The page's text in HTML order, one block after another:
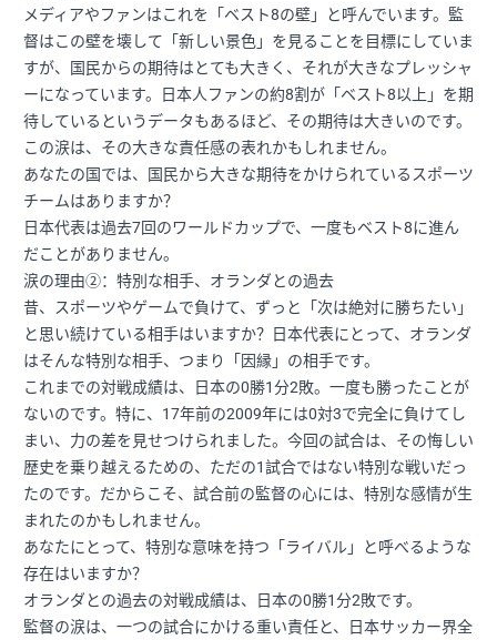
メディアやファンはこれを「ベスト8の壁」と呼んでいます。監
督はこの壁を壊して「新しい景色」を見ることを目標にしていま
すが、国民からの期待はとても大きく、それが大きなプレッシャ
ーになっています。日本人ファンの約8割が「ベスト8以上」を期
待しているというデータもあるほど、その期待は大きいのです。
この涙は、その大きな責任感の表れかもしれません。
あなたの国では、国民から大きな期待をかけられているスポーツ
チームはありますか？
日本代表は過去7回のワールドカップで、一度もベスト8に進ん
だことがありません。
涙の理由②：特別な相手、オランダとの過去
昔、スポーツやゲームで負けて、ずっと「次は絶対に勝ちたい」
と思い続けている相手はいますか？日本代表にとって、オランダ
はそんな特別な相手、つまり「因縁」の相手です。
これまでの対戦成績は、日本の0勝1分2敗。一度も勝ったことが
ないのです。特に、17年前の2009年には0対3で完全に負けてし
まい、力の差を見せつけられました。今回の試合は、その悔しい
歴史を乗り越えるための、ただの1試合ではない特別な戦いだっ
たのです。だからこそ、試合前の監督の心には、特別な感情が生
まれたのかもしれません。
あなたにとって、特別な意味を持つ「ライバル」と呼べるような
存在はいますか？
オランダとの過去の対戦成績は、日本の0勝1分2敗です。
監督の涙は、一つの試合にかける重い責任と、日本サッカー界全